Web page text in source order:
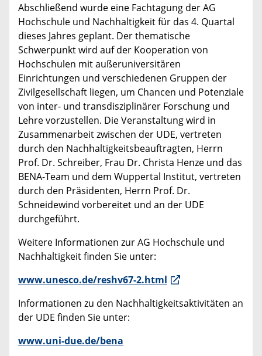
Abschließend wurde eine Fachtagung der AG
Hochschule und Nachhaltigkeit für das 4. Quartal
dieses Jahres geplant. Der thematische
Schwerpunkt wird auf der Kooperation von
Hochschulen mit außeruniversitären
Einrichtungen und verschiedenen Gruppen der
Zivilgesellschaft liegen, um Chancen und Potenziale
von inter- und transdisziplinärer Forschung und
Lehre vorzustellen. Die Veranstaltung wird in
Zusammenarbeit zwischen der UDE, vertreten
durch den Nachhaltigkeitsbeauftragten, Herrn
Prof. Dr. Schreiber, Frau Dr. Christa Henze und das
BENA-Team und dem Wuppertal Institut, vertreten
durch den Präsidenten, Herrn Prof. Dr.
Schneidewind vorbereitet und an der UDE
durchgeführt.
Weitere Informationen zur AG Hochschule und
Nachhaltigkeit finden Sie unter:
www.unesco.de/reshv67-2.html
Informationen zu den Nachhaltigkeitsaktivitäten an
der UDE finden Sie unter:
www.uni-due.de/bena